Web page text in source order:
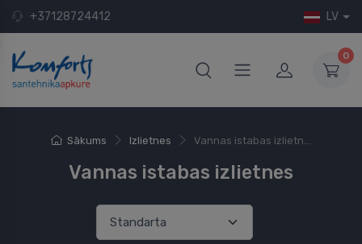
+37128724412 LV
0
Sākums Izlietnes Vannas istabas izlietn...
Vannas istabas izlietnes